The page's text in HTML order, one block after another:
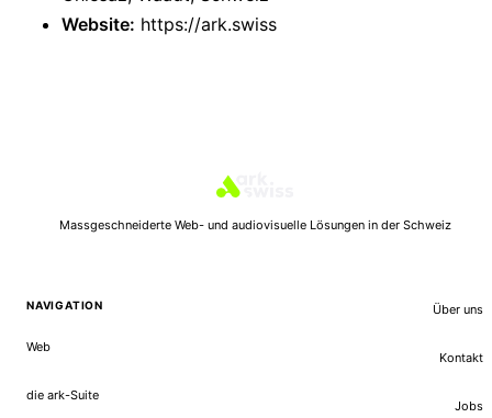
Website: https://ark.swiss
Massgeschneiderte Web- und audiovisuelle Lösungen in der Schweiz
NAVIGATION
Web
die ark-Suite
Über uns
Kontakt
Jobs